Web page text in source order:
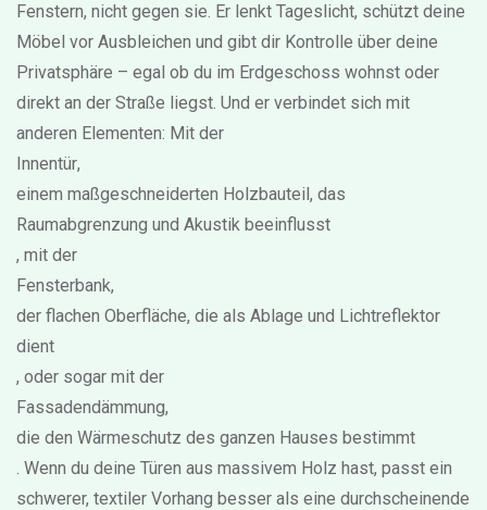
Fenstern, nicht gegen sie. Er lenkt Tageslicht, schützt deine
Möbel vor Ausbleichen und gibt dir Kontrolle über deine
Privatsphäre – egal ob du im Erdgeschoss wohnst oder
direkt an der Straße liegst. Und er verbindet sich mit
anderen Elementen: Mit der
Innentür,
einem maßgeschneiderten Holzbauteil, das
Raumabgrenzung und Akustik beeinflusst
, mit der
Fensterbank,
der flachen Oberfläche, die als Ablage und Lichtreflektor
dient
, oder sogar mit der
Fassadendämmung,
die den Wärmeschutz des ganzen Hauses bestimmt
. Wenn du deine Türen aus massivem Holz hast, passt ein
schwerer, textiler Vorhang besser als eine durchscheinende